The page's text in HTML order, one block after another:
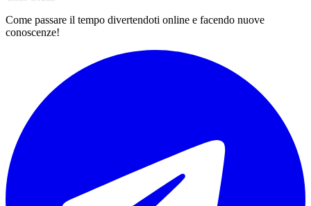
Come passare il tempo divertendoti online e facendo nuove
conoscenze!